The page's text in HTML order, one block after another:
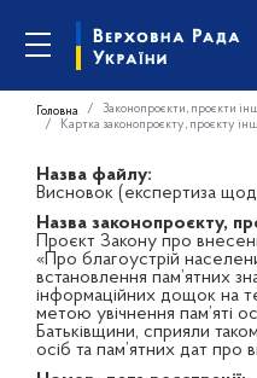
Головна Законопроєкти, проєкти
Картка законопроєкту, проєкту
Назва файлу:
Висновок (експертиза
Назва законопроєкту,
Проєкт Закону про
«Про благоустрій
встановлення пам’ятних
інформаційних дощок на
метою увічнення пам’яті
Батьківщини, сприяли
осіб та пам’ятних дат про